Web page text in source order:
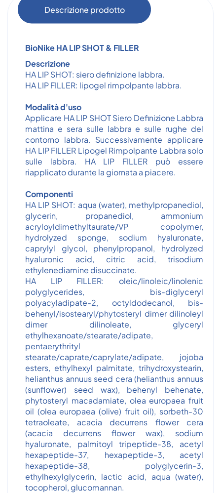
Descrizione prodotto
BioNike HA LIP SHOT & FILLER
Descrizione
HA LIP SHOT: siero definizione labbra.
HA LIP FILLER: lipogel rimpolpante labbra.
Modalità d'uso
Applicare HA LIP SHOT Siero Definizione Labbra
mattina e sera sulle labbra e sulle rughe del
contorno labbra. Successivamente applicare
HA LIP FILLER Lipogel Rimpolpante Labbra solo
sulle labbra. HA LIP FILLER può essere
riapplicato durante la giornata a piacere.
Componenti
HA LIP SHOT: aqua (water), methylpropanediol,
glycerin, propanediol, ammonium
acryloyldimethyltaurate/VP copolymer,
hydrolyzed sponge, sodium hyaluronate,
caprylyl glycol, phenylpropanol, hydrolyzed
hyaluronic acid, citric acid, trisodium
ethylenediamine disuccinate.
HA LIP FILLER: oleic/linoleic/linolenic
polyglycerides, bis-diglyceryl
polyacyladipate-2, octyldodecanol, bis-
behenyl/isostearyl/phytosteryl dimer dilinoleyl
dimer dilinoleate, glyceryl
ethylhexanoate/stearate/adipate,
pentaerythrityl
stearate/caprate/caprylate/adipate, jojoba
esters, ethylhexyl palmitate, trihydroxystearin,
helianthus annuus seed cera (helianthus annuus
(sunflower) seed wax), behenyl behenate,
phytosteryl macadamiate, olea europaea fruit
oil (olea europaea (olive) fruit oil), sorbeth-30
tetraoleate, acacia decurrens flower cera
(acacia decurrens flower wax), sodium
hyaluronate, palmitoyl tripeptide-38, acetyl
hexapeptide-37, hexapeptide-3, acetyl
hexapeptide-38, polyglycerin-3,
ethylhexylglycerin, lactic acid, aqua (water),
tocopherol, glucomannan.